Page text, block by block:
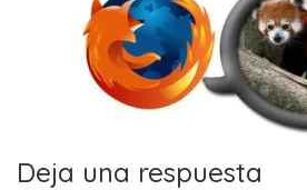
Deja una respuesta